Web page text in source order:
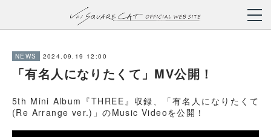
NEWS 2024.09.19 12:00
「有名人になりたくて」MV公開！
5th Mini Album『THREE』収録、「有名人になりたくて
(Re Arrange ver.)」のMusic Videoを公開！